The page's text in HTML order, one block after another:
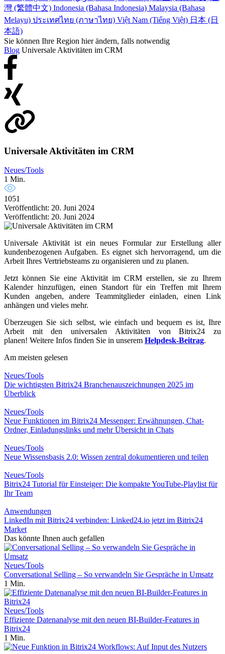
灣 (繁體中文) Indonesia (Bahasa Indonesia) Malaysia (Bahasa
Melayu) ประเทศไทย (ภาษาไทย) Việt Nam (Tiếng Việt) 日本 (日
本語)
Sie können Ihre Region hier ändern, falls notwendig
Blog Universale Aktivitäten im CRM
Universale Aktivitäten im CRM
Neues/Tools
1 Min.
1051
Veröffentlicht: 20. Juni 2024
Veröffentlicht: 20. Juni 2024
Universale Aktivität ist ein neues Formular zur Erstellung aller
kundenbezogenen Aufgaben. Es eignet sich hervorragend, um die
Arbeit Ihres Vertriebsteams zu organisieren und zu planen.
Jetzt können Sie eine Aktivität im CRM erstellen, sie zu Ihrem
Kalender hinzufügen, einen Standort für ein Treffen mit Ihrem
Kunden angeben, andere Teammitglieder einladen, einen Link
anhängen und vieles mehr.
Überzeugen Sie sich selbst, wie einfach und bequem es ist, Ihre
Arbeit mit den universalen Aktivitäten von Bitrix24 zu
planen! Weitere Infos finden Sie in unserem Helpdesk-Beitrag.
Am meisten gelesen
Neues/Tools
Die wichtigsten Bitrix24 Branchenauszeichnungen 2025 im
Überblick
Neues/Tools
Neue Funktionen im Bitrix24 Messenger: Erwähnungen, Chat-
Ordner, Einladungslinks und mehr Übersicht in Chats
Neues/Tools
Neue Wissensbasis 2.0: Wissen zentral dokumentieren und teilen
Neues/Tools
Bitrix24 Tutorial für Einsteiger: Die kompakte YouTube-Playlist für
Ihr Team
Anwendungen
LinkedIn mit Bitrix24 verbinden: Linked24.io jetzt im Bitrix24
Market
Das könnte Ihnen auch gefallen
Neues/Tools
Conversational Selling – So verwandeln Sie Gespräche in Umsatz
1 Min.
Neues/Tools
Effiziente Datenanalyse mit den neuen BI-Builder-Features in
Bitrix24
1 Min.